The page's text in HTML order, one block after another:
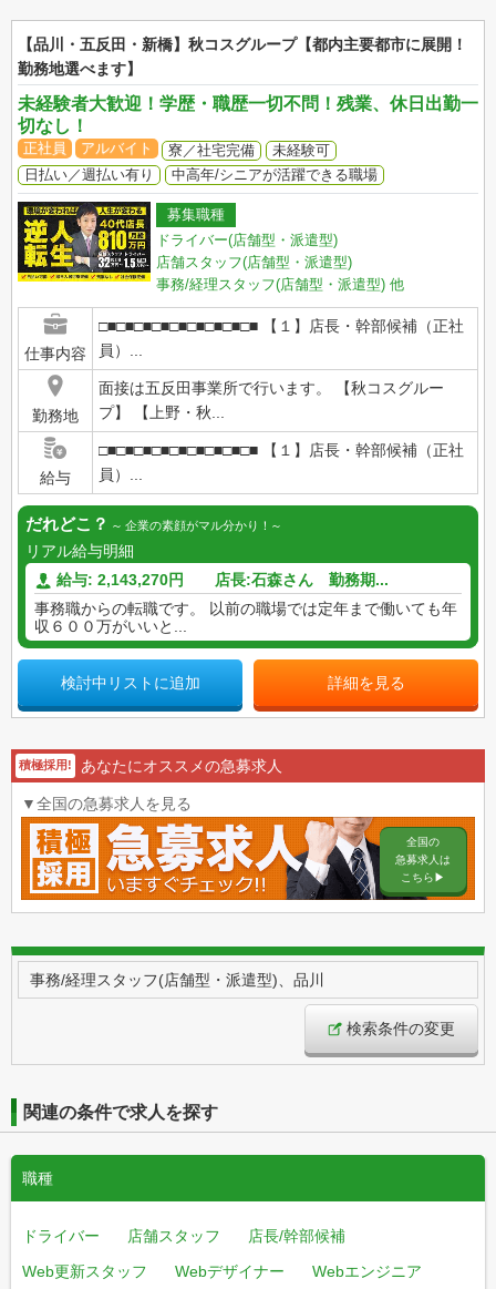
【品川・五反田・新橋】秋コスグループ【都内主要都市に展開！
勤務地選べます】
未経験者大歓迎！学歴・職歴一切不問！残業、休日出勤一
切なし！
正社員 アルバイト 寮／社宅完備
未経験可
日払い／週払い有り
中高年/シニアが活躍できる職場
募集職種
ドライバー(店舗型・派遣型)
店舗スタッフ(店舗型・派遣型)
事務/経理スタッフ(店舗型・派遣型) 他
仕事内容
□■□■□■□■□■□■□■□■□■ 【１】店長・幹部候補（正社
員）...
勤務地
面接は五反田事業所で行います。 【秋コスグルー
プ】 【上野・秋...
給与
□■□■□■□■□■□■□■□■□■ 【１】店長・幹部候補（正社
員）...
だれどこ？ 企業の素顔がマル分かり！
リアル給与明細
給与: 2,143,270円 店長:石森さん 勤務期...
事務職からの転職です。 以前の職場では定年まで働いても年
収６００万がいいと...
検討中リストに追加 詳細を見る
積極採用! あなたにオススメの急募求人
▼全国の急募求人を見る
全国の
急募求人は
こちら▶︎
事務/経理スタッフ(店舗型・派遣型)、品川
検索条件の変更
関連の条件で求人を探す
職種
ドライバー 店舗スタッフ
店長/幹部候補
Web更新スタッフ
Webデザイナー
Webエンジニア